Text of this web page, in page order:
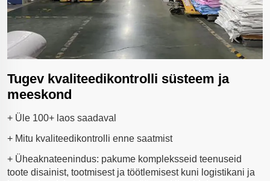
Tugev kvaliteedikontrolli süsteem ja
meeskond
+ Üle 100+ laos saadaval
+ Mitu kvaliteedikontrolli enne saatmist
+ Üheaknateenindus: pakume kompleksseid teenuseid
toote disainist, tootmisest ja töötlemisest kuni logistikani ja